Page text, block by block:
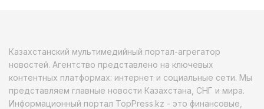
Казахстанский мультимедийный портал-агрегатор
новостей. Агентство представлено на ключевых
контентных платформах: интернет и социальные сети. Мы
представляем главные новости Казахстана, СНГ и мира.
Информационный портал TopPress.kz - это финансовые,